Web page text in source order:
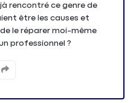
rencontré ce genre de
être les causes et
le réparer moi-même
professionnel ?